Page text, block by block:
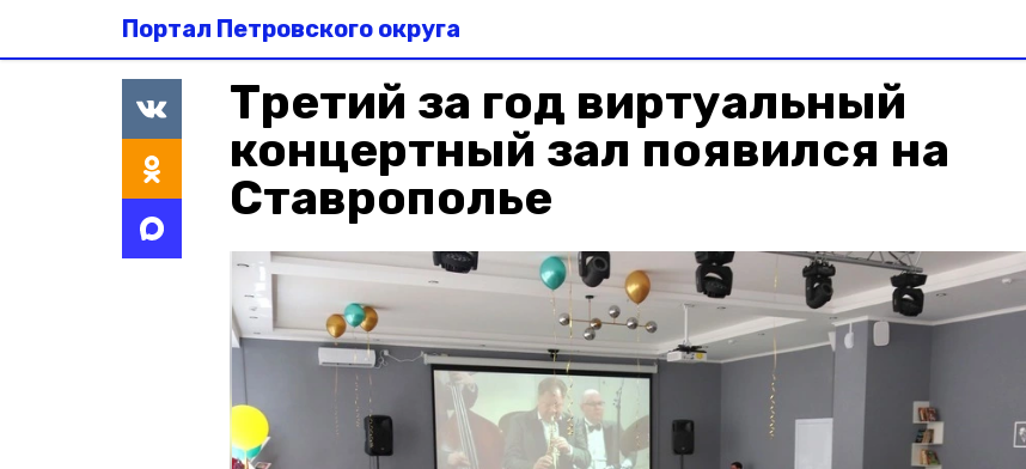
Портал Петровского округа
Третий за год виртуальный
концертный зал появился на
Ставрополье